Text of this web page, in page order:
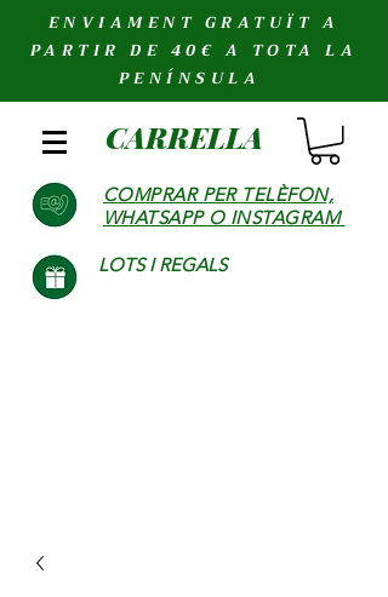
ENVIAMENT GRATUÏT A
PARTIR DE 40€ A TOTA LA
PENÍNSULA
CARRELLA
COMPRAR PER TELÈFON,
WHATSAPP O INSTAGRAM
LOTS I REGALS